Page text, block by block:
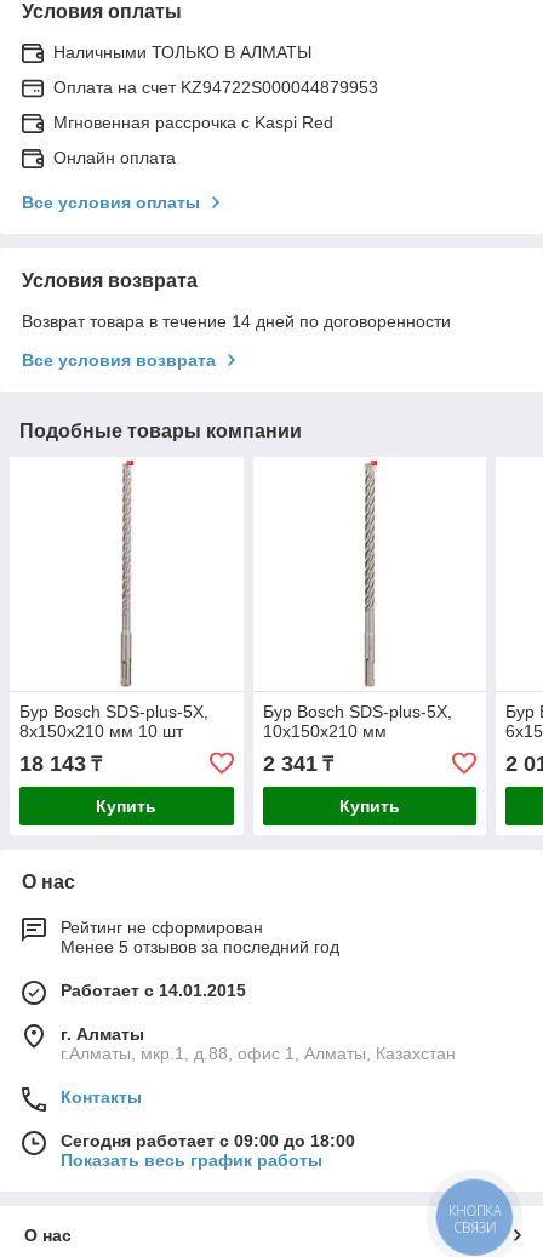
Условия оплаты
Наличными ТОЛЬКО В АЛМАТЫ
Оплата на счет KZ94722S000044879953
Мгновенная рассрочка с Kaspi Red
Онлайн оплата
Все условия оплаты
Условия возврата
Возврат товара в течение 14 дней по договоренности
Все условия возврата
Подобные товары компании
Бур Bosch SDS-plus-5X,
8x150x210 мм 10 шт
18 143 ₸
Купить
Бур Bosch SDS-plus-5X,
10x150x210 мм
2 341₸
Купить
Бур
2
О нас
Рейтинг не сформирован
Менее 5 отзывов за последний год
Работает с 14.01.2015
г. Алматы
г.Алматы, мкр.1, д.88, офис 1, Алматы, Казахстан
Контакты
Сегодня работает с 09:00 до 18:00
Показать весь график работы
О нас
КНОПКА
СВЯЗИ